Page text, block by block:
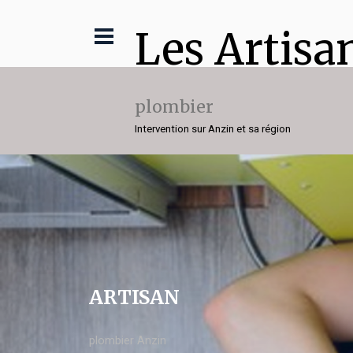
Les
plombier
Intervention sur Anzin et sa région
ARTISAN
plombier Anzin